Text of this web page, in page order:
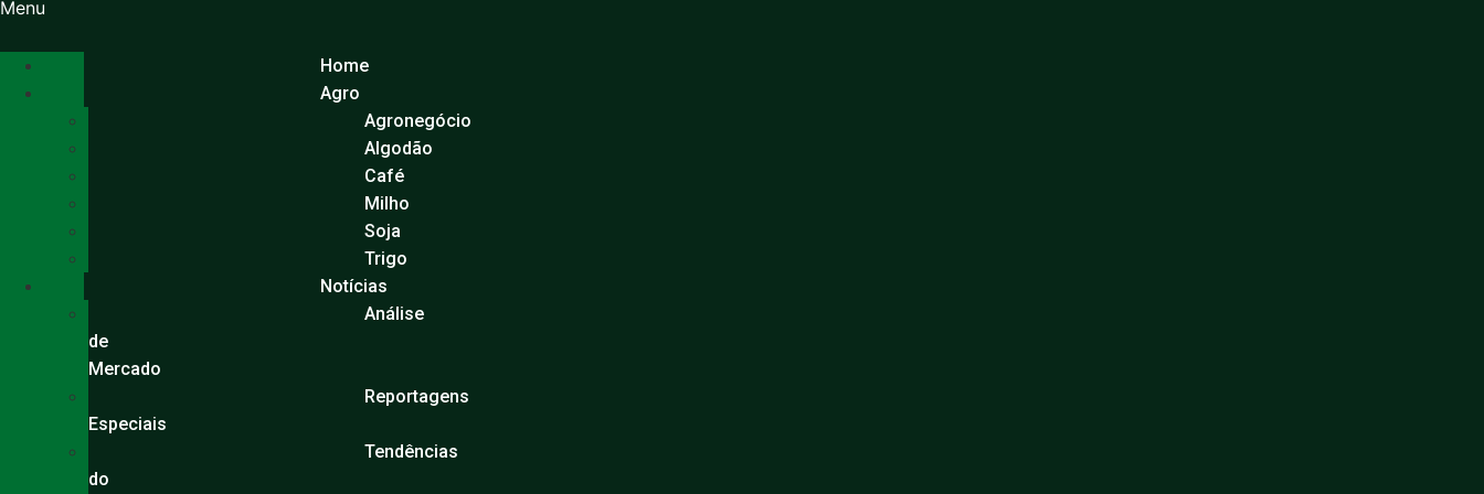
Ir
conteúdo
Menu
Home
Agro
Agronegócio
Algodão
Café
Milho
Soja
Trigo
Notícias
Análise
de
Mercado
Reportagens
Especiais
Tendências
do